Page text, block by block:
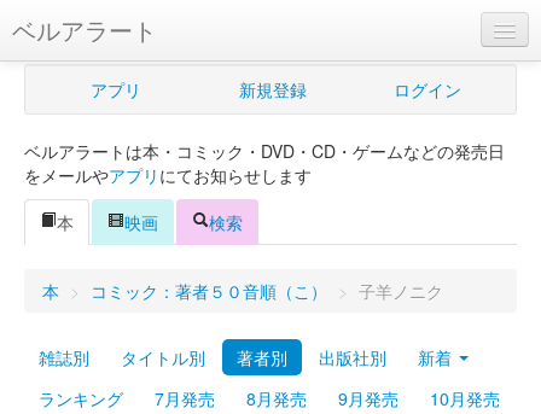
ベルアラート
ベルアラートとは
新規登録
ログイン
Myシェルフ
アプリ 新規登録 ログイン
ベルアラートは本・コミック・DVD・CD・ゲームなどの発売日
をメールやアプリ にてお知らせします
本
映画 検索
本 > コミック：著者５０音順（こ） > 子羊ノニク
雑誌別 タイトル別 著者別 出版社別
新着
ランキング
7月発売 8月発売 9月発売 10月発売